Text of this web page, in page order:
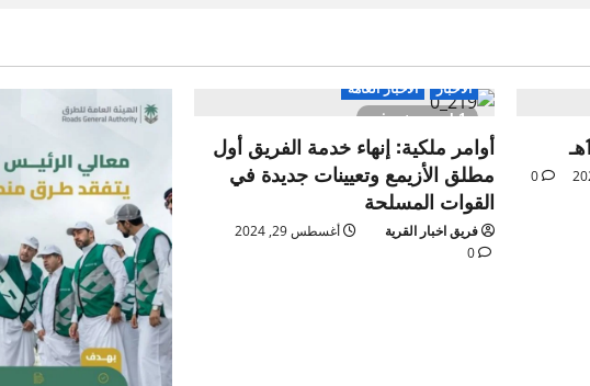
0
1 minute read
الاخبار الاخبار العامة
أوامر ملكية: إنهاء خدمة الفريق أول
مطلق الأزيمع وتعيينات جديدة في
القوات المسلحة
فريق اخبار القرية
أغسطس 29, 2024
0